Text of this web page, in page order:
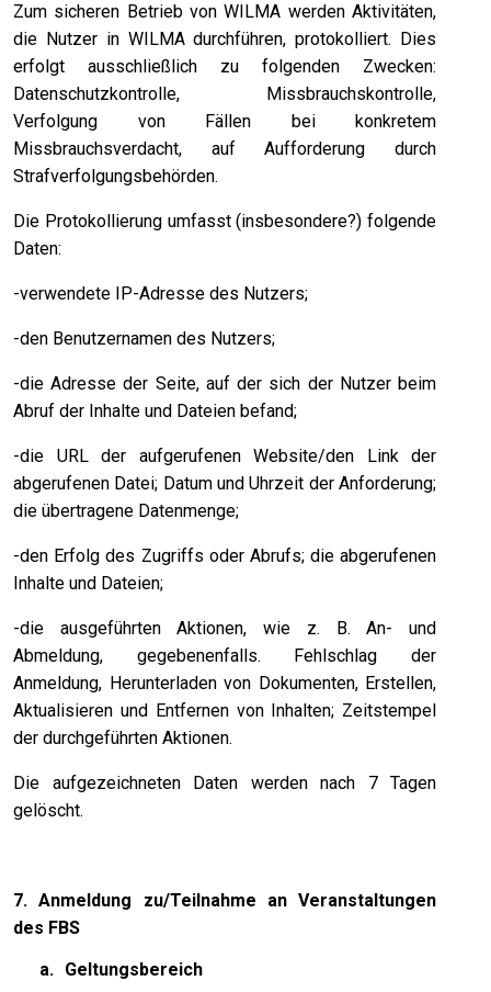
Zum sicheren Betrieb von WILMA werden Aktivitäten,
die Nutzer in WILMA durchführen, protokolliert. Dies
erfolgt ausschließlich zu folgenden Zwecken:
Datenschutzkontrolle, Missbrauchskontrolle,
Verfolgung von Fällen bei konkretem
Missbrauchsverdacht, auf Aufforderung durch
Strafverfolgungsbehörden.
Die Protokollierung umfasst (insbesondere?) folgende
Daten:
-verwendete IP-Adresse des Nutzers;
-den Benutzernamen des Nutzers;
-die Adresse der Seite, auf der sich der Nutzer beim
Abruf der Inhalte und Dateien befand;
-die URL der aufgerufenen Website/den Link der
abgerufenen Datei; Datum und Uhrzeit der Anforderung;
die übertragene Datenmenge;
-den Erfolg des Zugriffs oder Abrufs; die abgerufenen
Inhalte und Dateien;
-die ausgeführten Aktionen, wie z. B. An- und
Abmeldung, gegebenenfalls. Fehlschlag der
Anmeldung, Herunterladen von Dokumenten, Erstellen,
Aktualisieren und Entfernen von Inhalten; Zeitstempel
der durchgeführten Aktionen.
Die aufgezeichneten Daten werden nach 7 Tagen
gelöscht.
7. Anmeldung zu/Teilnahme an Veranstaltungen
des FBS
a. Geltungsbereich